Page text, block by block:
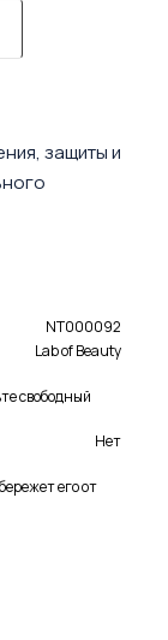
защиты и
NT000092
Lab of Beauty
свободный
Нет
его от